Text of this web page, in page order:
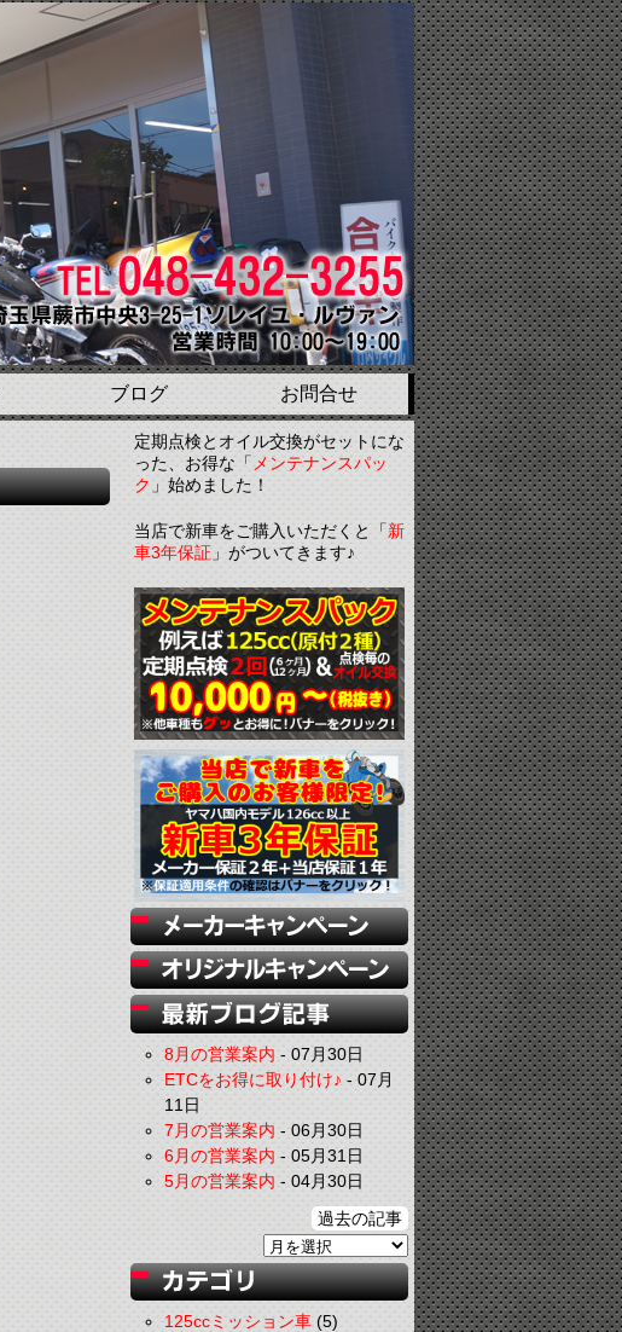
ブログ お問合せ
定期点検とオイル交換がセットにな
った、お得な「 メンテナンスパッ
ク」始めました！
当店で新車をご購入いただくと「新
車3年保証」がついてきます♪
8月の営業案内-07月30日
ETCをお得に取り付け♪-07月
11日
7月の営業案内-06月30日
6月の営業案内-05月31日
5月の営業案内-04月30日
過去の記事
125ccミッション車(5)